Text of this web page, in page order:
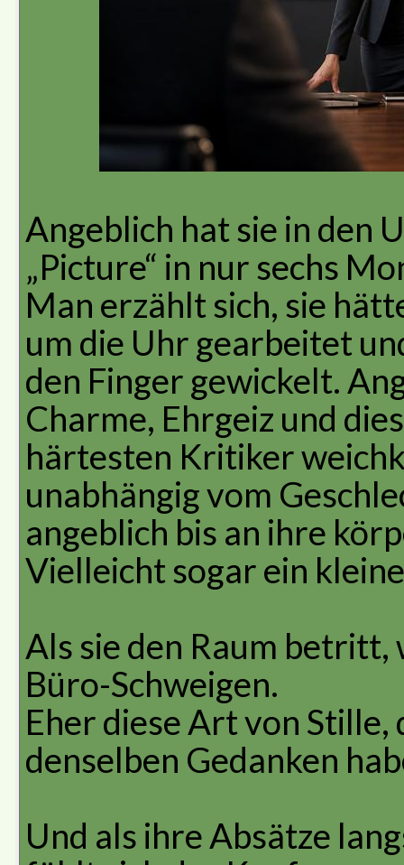
Angeblich hat sie in den
„Picture“ in nur sechs
Man erzählt sich, sie
um die Uhr gearbeitet
den Finger gewickelt.
Charme, Ehrgeiz und
härtesten Kritiker
unabhängig vom
angeblich bis an ihre
Vielleicht sogar ein
Als sie den Raum
Büro-Schweigen.
Eher diese Art von
denselben Gedanken
Und als ihre Absätze